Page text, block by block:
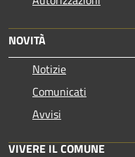
NOVITÀ
Notizie
Comunicati
Avvisi
VIVERE IL COMUNE